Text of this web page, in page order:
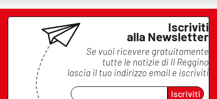
Iscriviti
alla Newsletter
Se vuoi ricevere gratuitamente
tutte le notizie di Il Reggino
lascia il tuo indirizzo email e iscriviti
Iscriviti